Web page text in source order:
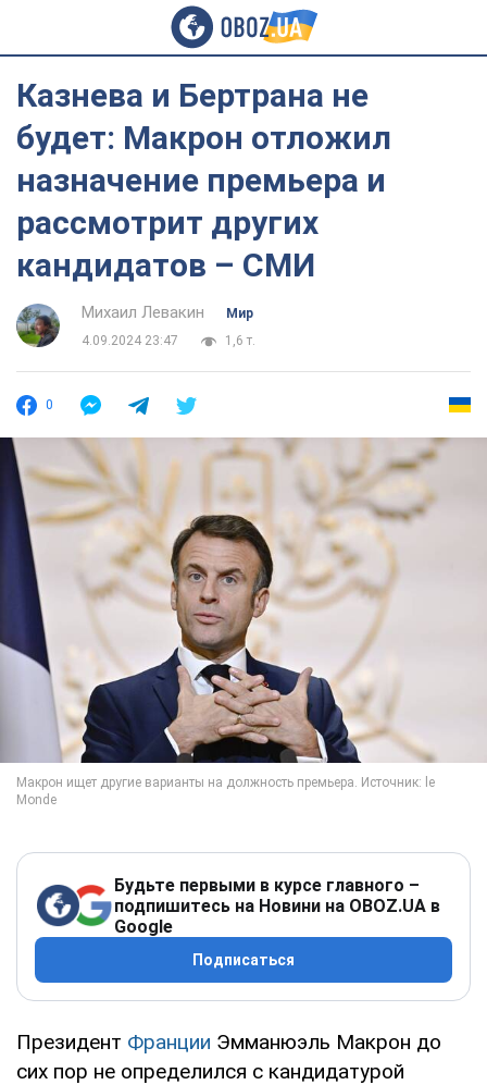
Казнева и Бертрана не
будет: Макрон отложил
назначение премьера и
рассмотрит других
кандидатов – СМИ
Михаил Левакин
Мир
4.09.2024 23:47
1,6 т.
0
Будьте первыми в курсе главного –
подпишитесь на Новини на OBOZ.UA в
Google
Подписаться
Президент Франции Эмманюэль Макрон до
сих пор не определился с кандидатурой